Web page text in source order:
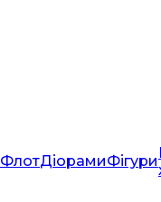
ФлотДіорамиФігури